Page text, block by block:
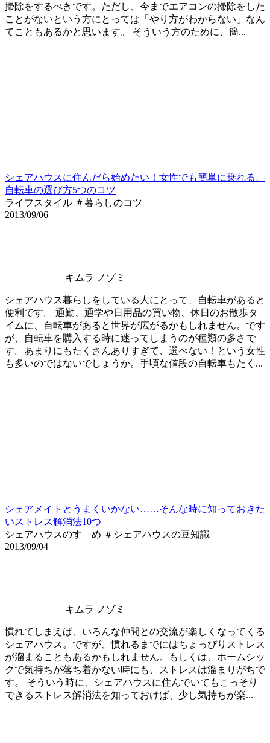
掃除をするべきです。ただし、今までエアコンの掃除をした
ことがないという方にとっては「やり方がわからない」なん
てこともあるかと思います。 そういう方のために、簡...
シェアハウスに住んだら始めたい！女性でも簡単に乗れる、
自転車の選び方5つのコツ
ライフスタイル ＃暮らしのコツ
2013/09/06
キムラ ノゾミ
シェアハウス暮らしをしている人にとって、自転車があると
便利です。 通勤、通学や日用品の買い物、休日のお散歩タ
イムに、自転車があると世界が広がるかもしれません。です
が、自転車を購入する時に迷ってしまうのが種類の多さで
す。あまりにもたくさんありすぎて、選べない！という女性
も多いのではないでしょうか。手頃な値段の自転車もたく...
シェアメイトとうまくいかない……そんな時に知っておきた
いストレス解消法10つ
シェアハウスのすゝめ ＃シェアハウスの豆知識
2013/09/04
キムラ ノゾミ
慣れてしまえば、いろんな仲間との交流が楽しくなってくる
シェアハウス。ですが、慣れるまでにはちょっぴりストレス
が溜まることもあるかもしれません。もしくは、ホームシッ
クで気持ちが落ち着かない時にも、ストレスは溜まりがちで
す。 そういう時に、シェアハウスに住んでいてもこっそり
できるストレス解消法を知っておけば、少し気持ちが楽...